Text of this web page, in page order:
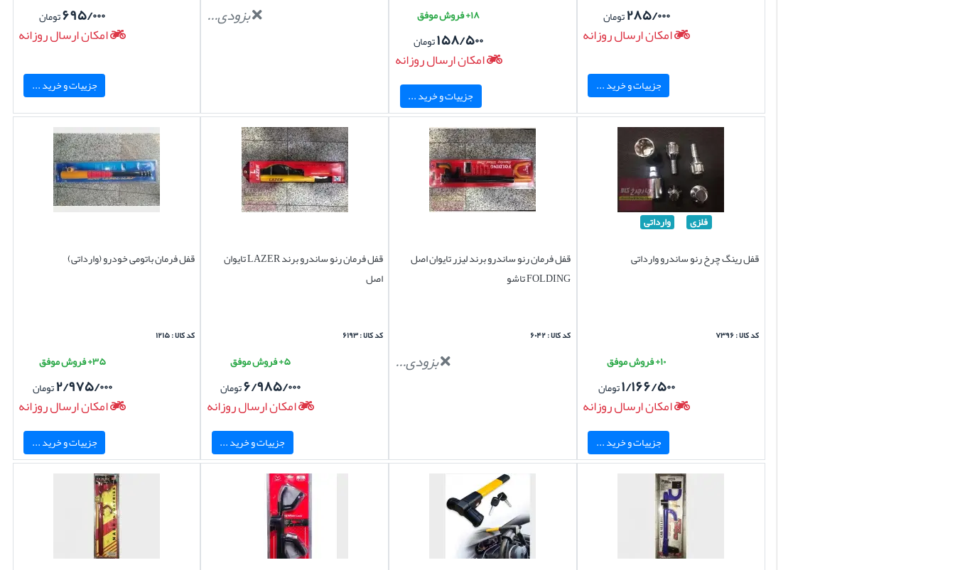
۲۸۵/۰۰۰تومان
امکان ارسال روزانه
جزییات و خرید ...
۱۸+ فروش موفق
۱۵۸/۵۰۰تومان
امکان ارسال روزانه
جزییات و خرید ...
بزودی... ۶۹۵/۰۰۰تومان
امکان ارسال روزانه
جزییات و خرید ...
فلزی وارداتی
قفل رینگ چرخ رنو ساندرو وارداتی
کد کالا : ۷۳۹۶
۱۰+ فروش موفق
۱/۱۶۶/۵۰۰تومان
امکان ارسال روزانه
جزییات و خرید ...
قفل فرمان رنو ساندرو برند لیزر تایوان اصل
FOLDING تاشو
کد کالا : ۶۰۴۲
بزودی...
قفل فرمان رنو ساندرو برند LAZER تایوان
اصل
کد کالا : ۶۱۹۳
۵+ فروش موفق
۶/۹۸۵/۰۰۰تومان
امکان ارسال روزانه
جزییات و خرید ...
قفل فرمان باتومی خودرو (وارداتی)
کد کالا : ۱۲۱۵
۳۵+ فروش موفق
۲/۹۷۵/۰۰۰تومان
امکان ارسال روزانه
جزییات و خرید ...